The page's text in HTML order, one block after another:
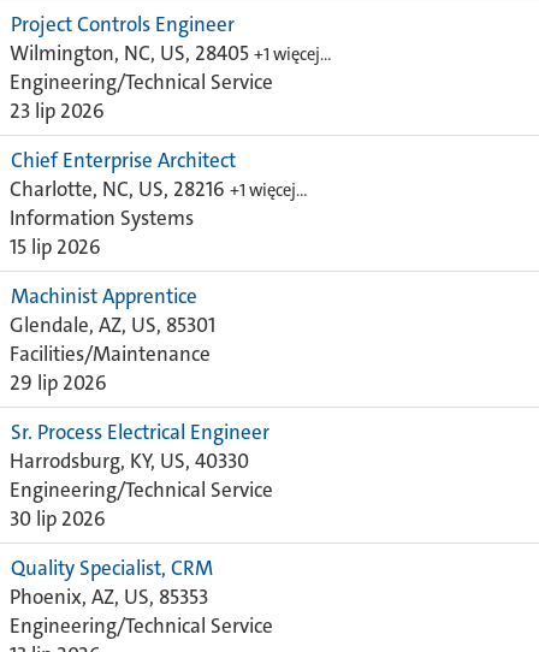
Project Controls Engineer
Wilmington, NC, US, 28405 +1 więcej…
Engineering/Technical Service
23 lip 2026
Chief Enterprise Architect
Charlotte, NC, US, 28216 +1 więcej…
Information Systems
15 lip 2026
Machinist Apprentice
Glendale, AZ, US, 85301
Facilities/Maintenance
29 lip 2026
Sr. Process Electrical Engineer
Harrodsburg, KY, US, 40330
Engineering/Technical Service
30 lip 2026
Quality Specialist, CRM
Phoenix, AZ, US, 85353
Engineering/Technical Service